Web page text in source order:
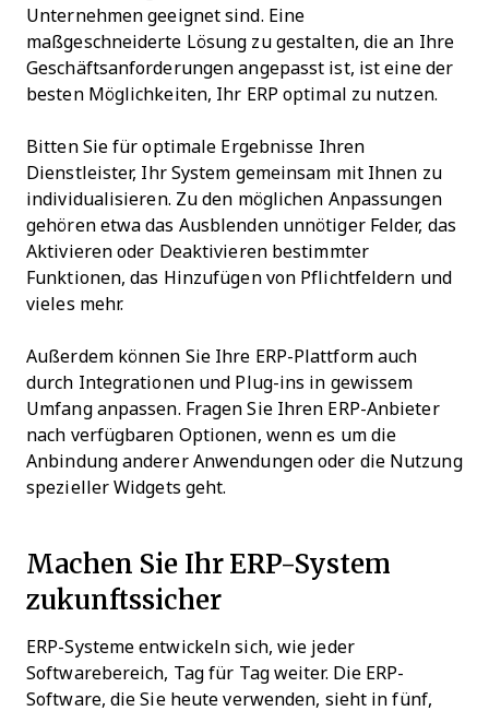
Unternehmen geeignet sind. Eine
maßgeschneiderte Lösung zu gestalten, die an Ihre
Geschäftsanforderungen angepasst ist, ist eine der
besten Möglichkeiten, Ihr ERP optimal zu nutzen.
Bitten Sie für optimale Ergebnisse Ihren
Dienstleister, Ihr System gemeinsam mit Ihnen zu
individualisieren. Zu den möglichen Anpassungen
gehören etwa das Ausblenden unnötiger Felder, das
Aktivieren oder Deaktivieren bestimmter
Funktionen, das Hinzufügen von Pflichtfeldern und
vieles mehr.
Außerdem können Sie Ihre ERP-Plattform auch
durch Integrationen und Plug-ins in gewissem
Umfang anpassen. Fragen Sie Ihren ERP-Anbieter
nach verfügbaren Optionen, wenn es um die
Anbindung anderer Anwendungen oder die Nutzung
spezieller Widgets geht.
Machen Sie Ihr ERP-System
zukunftssicher
ERP-Systeme entwickeln sich, wie jeder
Softwarebereich, Tag für Tag weiter. Die ERP-
Software, die Sie heute verwenden, sieht in fünf,